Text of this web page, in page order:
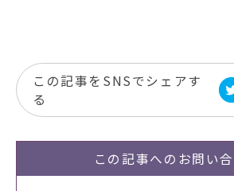
この記事をSNSでシェアす
る
この記事への お問い